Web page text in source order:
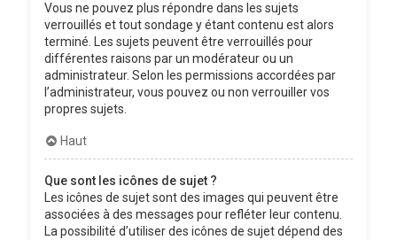
Vous ne pouvez plus répondre dans les sujets
verrouillés et tout sondage y étant contenu est alors
terminé. Les sujets peuvent être verrouillés pour
différentes raisons par un modérateur ou un
administrateur. Selon les permissions accordées par
l’administrateur, vous pouvez ou non verrouiller vos
propres sujets.
Haut
Que sont les icônes de sujet ?
Les icônes de sujet sont des images qui peuvent être
associées à des messages pour refléter leur contenu.
La possibilité d’utiliser des icônes de sujet dépend des